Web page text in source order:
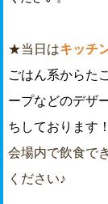
★当日はキッチ
ごはん系からた
ープなどのデザ
ちしております！
会場内で飲食で
ください♪